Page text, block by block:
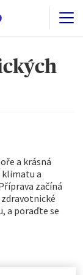
a krásná
klimatu a
začíná
a poraďte se
cookie.
vedené
uchováme
nebo pouze
na